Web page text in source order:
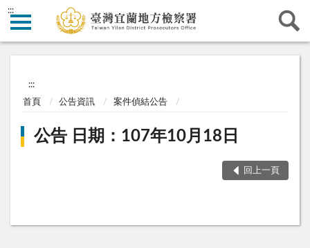
:::
:::
首頁 公告資訊 案件偵結公告
公告 日期：107年10月18日
回上一頁